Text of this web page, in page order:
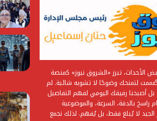
الأحداث، تبرز «الشروق نيوز» كمنصة
صُممت لتمنحك وضوحًا لا تشوبه شائبة. لم
بل أصبحنا رفيقك اليومي لفهم التفاصيل
راسخ بالدقة، السرعة، والموضوعية
الجيد لا يُبلغ فقط، بل يُفهم. لذلك نجمع